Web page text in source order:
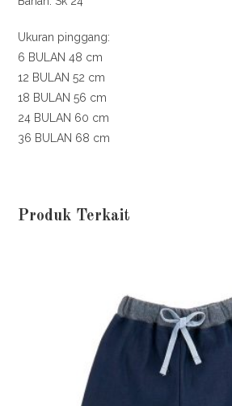
Ukuran pinggang:
6 BULAN 48 cm
12 BULAN 52 cm
18 BULAN 56 cm
24 BULAN 60 cm
36 BULAN 68 cm
Produk Terkait